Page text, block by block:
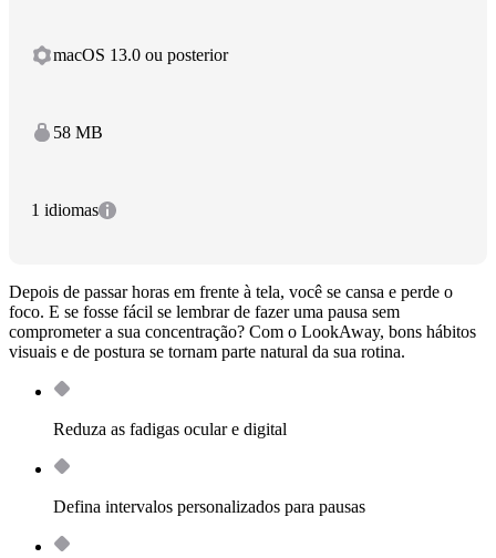
macOS 13.0 ou posterior
58 MB
1 idiomas
Depois de passar horas em frente à tela, você se cansa e perde o
foco. E se fosse fácil se lembrar de fazer uma pausa sem
comprometer a sua concentração? Com o LookAway, bons hábitos
visuais e de postura se tornam parte natural da sua rotina.
Reduza as fadigas ocular e digital
Defina intervalos personalizados para pausas